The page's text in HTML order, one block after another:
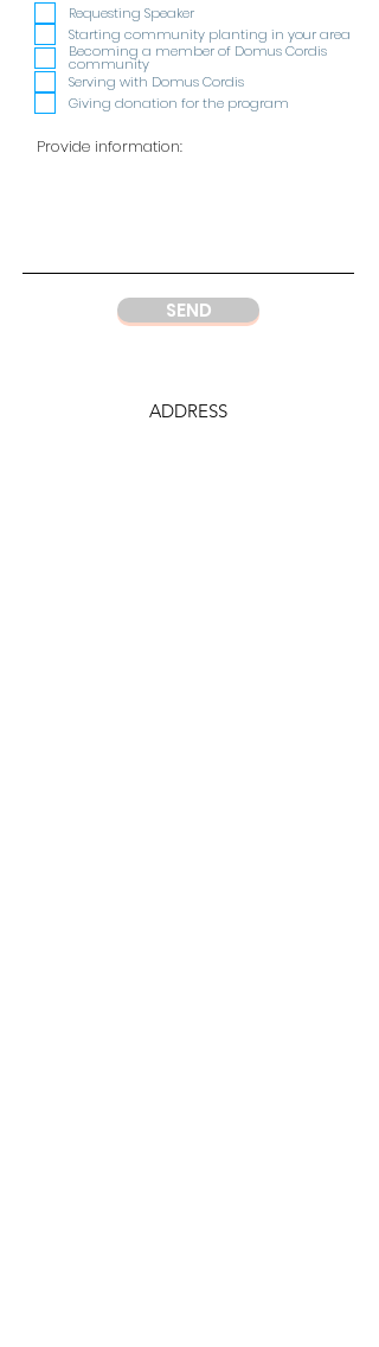
ADDRESS
q
r
e
d
Requesting Speaker
Starting community planting in your area
Becoming a member of Domus Cordis
community
Serving with Domus Cordis
Giving donation for the program
SEND